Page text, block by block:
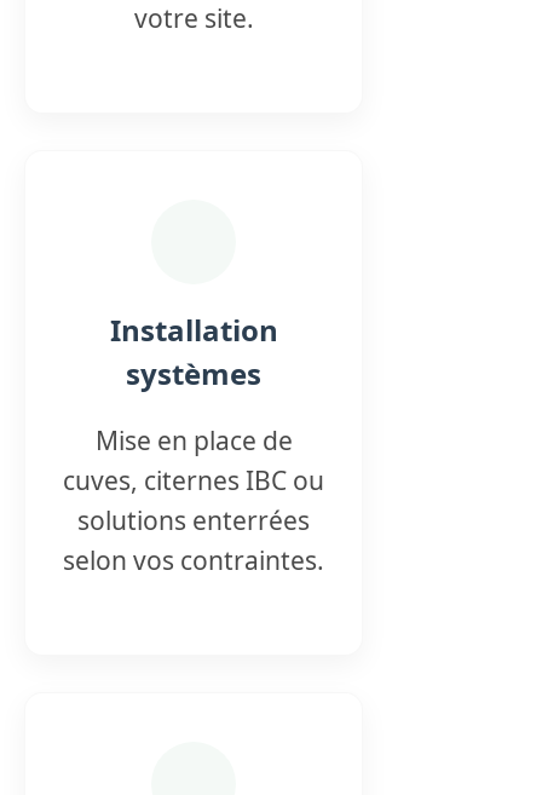
votre site.
Installation
systèmes
Mise en place de
cuves, citernes IBC ou
solutions enterrées
selon vos contraintes.